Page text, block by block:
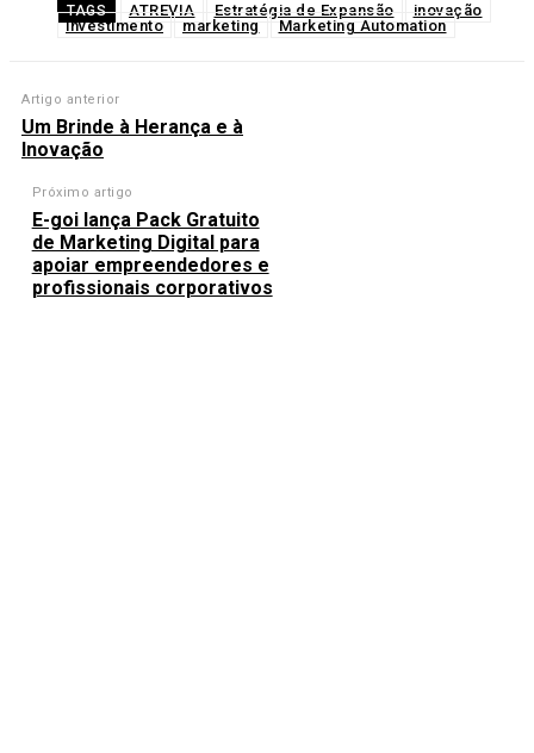
TAGS ATREVIA Estratégia de Expansão
inovação
investimento
marketing Marketing Automation
Artigo anterior
Um Brinde à Herança e à
Inovação
Próximo artigo
E-goi lança Pack Gratuito
de Marketing Digital para
apoiar empreendedores e
profissionais corporativos